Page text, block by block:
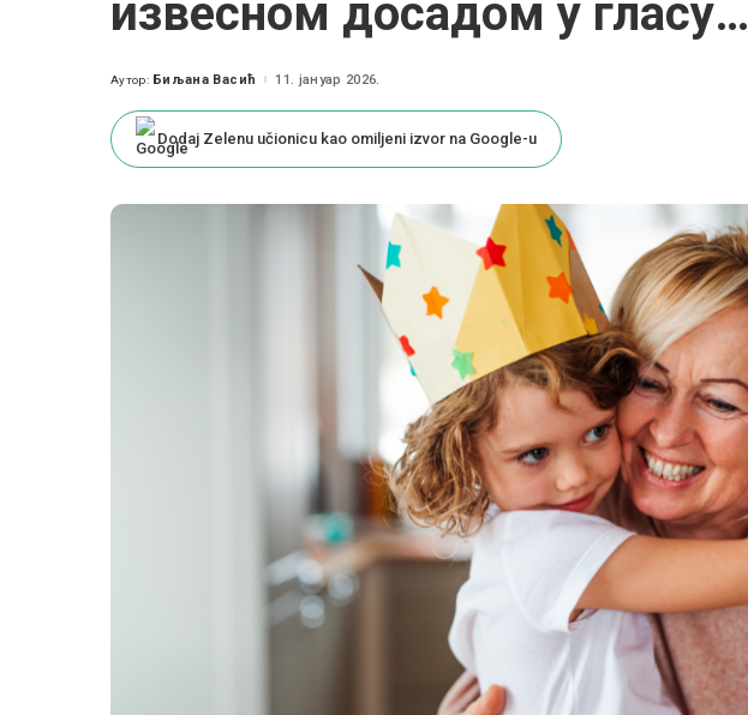
извесном досадом у гласу…
Posted
Аутор: Биљана Васић 11. јануар 2026.
Dodaj Zelenu učionicu kao omiljeni izvor na Google-u